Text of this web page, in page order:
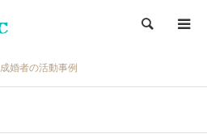
検索
成婚者の活動事例